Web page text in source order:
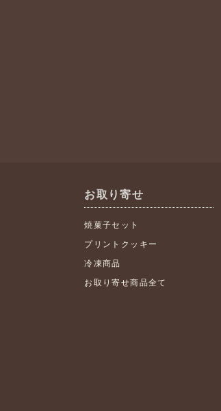
お取り寄せ
焼菓子セット
プリントクッキー
冷凍商品
お取り寄せ商品全て